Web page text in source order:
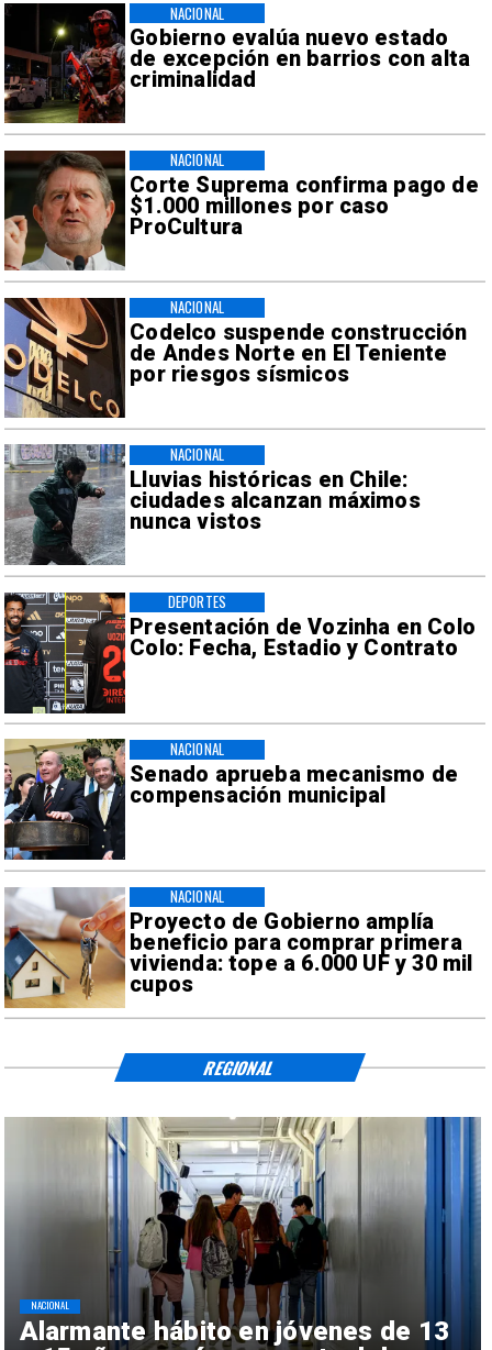
Gobierno evalúa nuevo estado
de excepción en barrios con alta
criminalidad
NACIONAL
Corte Suprema confirma pago de
$1.000 millones por caso
ProCultura
NACIONAL
Codelco suspende construcción
de Andes Norte en El Teniente
por riesgos sísmicos
NACIONAL
Lluvias históricas en Chile:
ciudades alcanzan máximos
nunca vistos
NACIONAL
Presentación de Vozinha en Colo
Colo: Fecha, Estadio y Contrato
DEPORTES
Senado aprueba mecanismo de
compensación municipal
NACIONAL
Proyecto de Gobierno amplía
beneficio para comprar primera
vivienda: tope a 6.000 UF y 30 mil
cupos
NACIONAL
Alarmante hábito en jóvenes de 13
NACIONAL
REGIONAL